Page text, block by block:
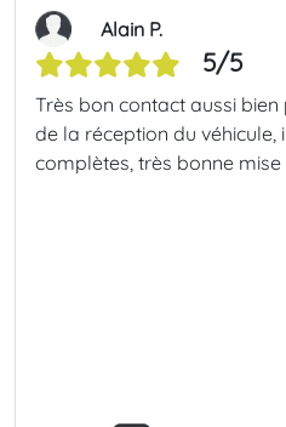
Alain P.
5/5
Très bon contact aussi
de la réception du
complètes, très bonne mise